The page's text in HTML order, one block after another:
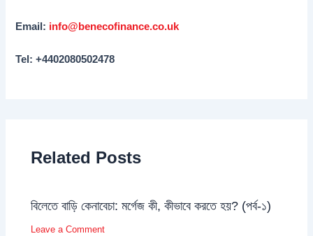
Email: info@benecofinance.co.uk
Tel: +4402080502478
Related Posts
বিলেতে বাড়ি কেনাবেচা: মর্গেজ কী, কীভাবে করতে হয়? (পর্ব-১)
Leave a Comment